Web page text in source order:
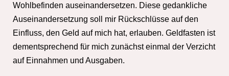
Wohlbefinden auseinandersetzen. Diese gedankliche
Auseinandersetzung soll mir Rückschlüsse auf den
Einfluss, den Geld auf mich hat, erlauben. Geldfasten ist
dementsprechend für mich zunächst einmal der Verzicht
auf Einnahmen und Ausgaben.